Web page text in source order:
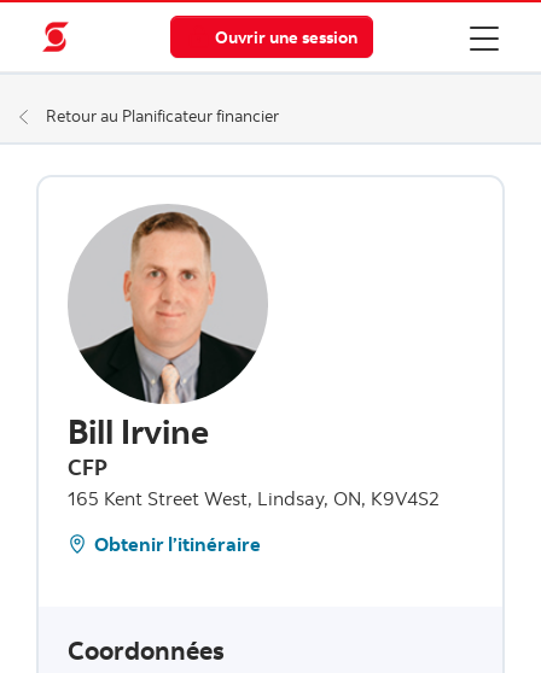
Ouvrir une session
Retour au Planificateur financier
Bill Irvine
CFP
165 Kent Street West, Lindsay, ON, K9V4S2
Obtenir l’itinéraire
Coordonnées